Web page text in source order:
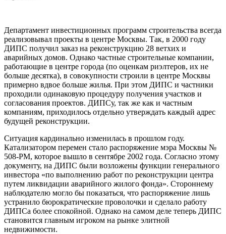
Департамент инвестиционных программ строительства всегда
реализовывал проекты в центре Москвы. Так, в 2000 году
ДИПС получил заказ на реконструкцию 28 ветхих и
аварийных домов. Однако частные строительные компании,
работающие в центре города (по оценкам риэлтеров, их не
больше десятка), в совокупности строили в центре Москвы
примерно вдвое больше жилья. При этом ДИПС и частники
проходили одинаковую процедуру получения участков и
согласования проектов. ДИПСу, так же как и частным
компаниям, приходилось отдельно утверждать каждый адрес
будущей реконструкции.
Ситуация кардинально изменилась в прошлом году.
Катализатором перемен стало распоряжение мэра Москвы №
508-РМ, которое вышло в сентябре 2002 года. Согласно этому
документу, на ДИПС были возложены функции генерального
инвестора «по выполнению работ по реконструкции центра
путем ликвидации аварийного жилого фонда». Стороннему
наблюдателю могло бы показаться, что распоряжение лишь
устранило бюрократические проволочки и сделало работу
ДИПСа более спокойной. Однако на самом деле теперь ДИПС
становится главным игроком на рынке элитной
недвижимости.